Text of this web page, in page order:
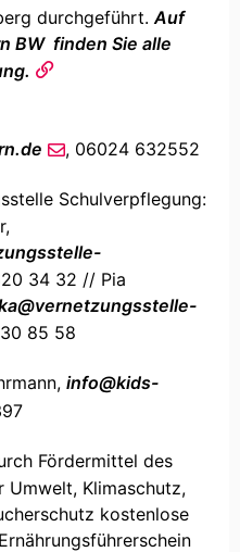
durchgeführt. Auf
BW finden Sie alle
.de , 06024 632552
Schulverpflegung:
34 32 // Pia
@vernetzungsstelle-
85 58
info@kids-
Fördermittel des
Umwelt, Klimaschutz,
kostenlose